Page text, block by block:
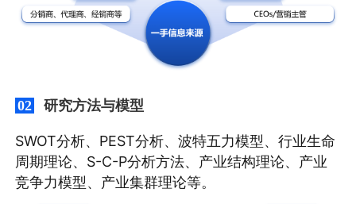
02 研究方法与模型
SWOT分析、PEST分析、波特五力模型、行业生命
周期理论、S-C-P分析方法、产业结构理论、产业
竞争力模型、产业集群理论等。